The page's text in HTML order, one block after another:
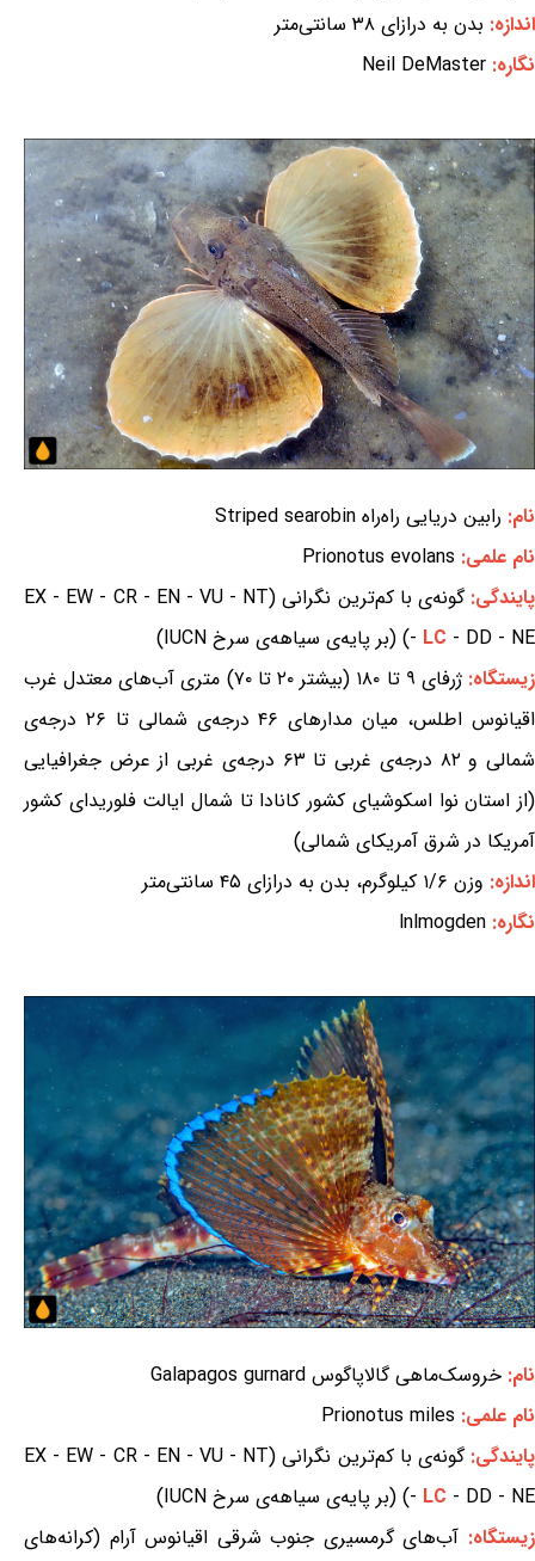
اندازه: بدن به درازای ۳۸ سانتی‌متر
نگاره: Neil DeMaster
نام: رابین دریایی راه‌راه Striped searobin
نام علمی: Prionotus evolans
پایندگی:
گونه‌ی با کم‌ترین نگرانی (EX - EW - CR - EN - VU - NT
- LC - DD - NE) (بر پایه‌ی سیاهه‌ی سرخ IUCN)
زیستگاه:
ژرفای ۹ تا ۱۸۰ (بیشتر ۲۰ تا ۷۰) متری آب‌های معتدل غرب
اقیانوس اطلس، میان مدارهای ۴۶ درجه‌ی شمالی تا ۲۶ درجه‌ی
شمالی و ۸۲ درجه‌ی غربی تا ۶۳ درجه‌ی غربی از عرض جغرافیایی
(از استان نوا اسکوشیای کشور کانادا تا شمال ایالت فلوریدای کشور
آمریکا در شرق آمریکای شمالی)
اندازه: وزن ۱/۶ کیلوگرم، بدن به درازای ۴۵ سانتی‌متر
نگاره: lnlmogden
نام: خروسک‌ماهی گالاپاگوس Galapagos gurnard
نام علمی: Prionotus miles
پایندگی:
گونه‌ی با کم‌ترین نگرانی (EX - EW - CR - EN - VU - NT
- LC - DD - NE) (بر پایه‌ی سیاهه‌ی سرخ IUCN)
زیستگاه: آب‌های گرمسیری جنوب شرقی اقیانوس آرام (کرانه‌های